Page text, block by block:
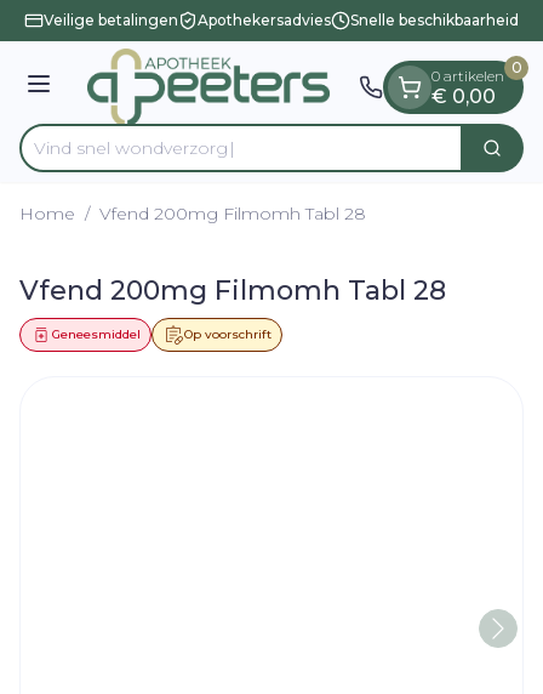
Ga naar de inhoud
1 van 1
Veilige betalingen Apothekersadvies Snelle beschikbaarheid
Menu
Product, merk, categorie...
Vind snel wo Zoek
0 artikelen
€ 0,00
0
Home / Vfend 200mg Filmomh Tabl 28
Vfend 200mg Filmomh Tabl 28
Op voorschrift
Geneesmiddel